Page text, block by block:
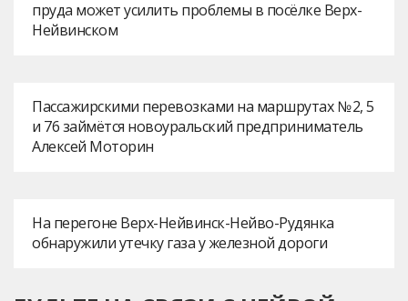
пруда может усилить проблемы в посёлке Верх-
Нейвинском
Пассажирскими перевозками на маршрутах № 2, 5
и 76 займётся новоуральский предприниматель
Алексей Моторин
На перегоне Верх-Нейвинск-Нейво-Рудянка
обнаружили утечку газа у железной дороги